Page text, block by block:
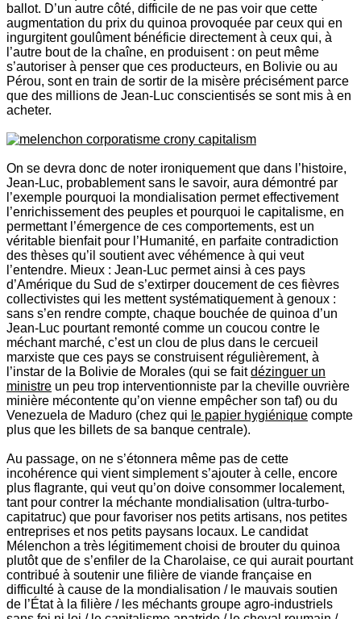
ballot. D’un autre côté, difficile de ne pas voir que cette
augmentation du prix du quinoa provoquée par ceux qui en
ingurgitent goulûment bénéficie directement à ceux qui, à
l’autre bout de la chaîne, en produisent : on peut même
s’autoriser à penser que ces producteurs, en Bolivie ou au
Pérou, sont en train de sortir de la misère précisément parce
que des millions de Jean-Luc conscientisés se sont mis à en
acheter.
On se devra donc de noter ironiquement que dans l’histoire,
Jean-Luc, probablement sans le savoir, aura démontré par
l’exemple pourquoi la mondialisation permet effectivement
l’enrichissement des peuples et pourquoi le capitalisme, en
permettant l’émergence de ces comportements, est un
véritable bienfait pour l’Humanité, en parfaite contradiction
des thèses qu’il soutient avec véhémence à qui veut
l’entendre. Mieux : Jean-Luc permet ainsi à ces pays
d’Amérique du Sud de s’extirper doucement de ces fièvres
collectivistes qui les mettent systématiquement à genoux :
sans s’en rendre compte, chaque bouchée de quinoa d’un
Jean-Luc pourtant remonté comme un coucou contre le
méchant marché, c’est un clou de plus dans le cercueil
marxiste que ces pays se construisent régulièrement, à
l’instar de la Bolivie de Morales (qui se faitdézinguer un
ministre un peu trop interventionniste par la cheville ouvrière
minière mécontente qu’on vienne empêcher son taf) ou du
Venezuela de Maduro (chez qui le papier hygiénique compte
plus que les billets de sa banque centrale).
Au passage, on ne s’étonnera même pas de cette
incohérence qui vient simplement s’ajouter à celle, encore
plus flagrante, qui veut qu’on doive consommer localement,
tant pour contrer la méchante mondialisation (ultra-turbo-
capitatruc) que pour favoriser nos petits artisans, nos petites
entreprises et nos petits paysans locaux. Le candidat
Mélenchon a très légitimement choisi de brouter du quinoa
plutôt que de s’enfiler de la Charolaise, ce qui aurait pourtant
contribué à soutenir une filière de viande française en
difficulté à cause de la mondialisation / le mauvais soutien
de l’État à la filière / les méchants groupe agro-industriels